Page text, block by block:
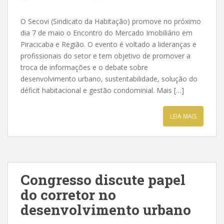
O Secovi (Sindicato da Habitação) promove no próximo
dia 7 de maio o Encontro do Mercado Imobiliário em
Piracicaba e Região. O evento é voltado a lideranças e
profissionais do setor e tem objetivo de promover a
troca de informações e o debate sobre
desenvolvimento urbano, sustentabilidade, solução do
déficit habitacional e gestão condominial. Mais […]
LEIA MAIS
Congresso discute papel
do corretor no
desenvolvimento urbano